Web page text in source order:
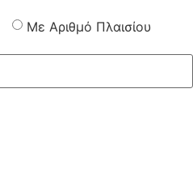
Με Αριθμό Πλαισίου